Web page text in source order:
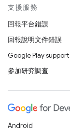
支援服務
回報平台錯誤
回報說明文件錯誤
Google Play support
參加研究調查
Android